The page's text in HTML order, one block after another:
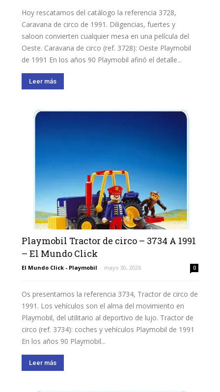
Hoy rescatamos del catálogo la referencia 3728,
Caravana de circo de 1991. Diligencias, fuertes y
saloon convierten cualquier mesa en una película del
Oeste. Caravana de circo (ref. 3728): Oeste Playmobil
de 1991 En los años 90 Playmobil afinó el detalle...
Leer más
Playmobil Tractor de circo – 3734 A 1991
– El Mundo Click
El Mundo Click - Playmobil - mayo 30, 2026 0
Os presentamos la referencia 3734, Tractor de circo de
1991. Los vehículos son el alma del movimiento en
Playmobil, del utilitario al deportivo de lujo. Tractor de
circo (ref. 3734): coches y vehículos Playmobil de 1991
En los años 90 Playmobil...
Leer más